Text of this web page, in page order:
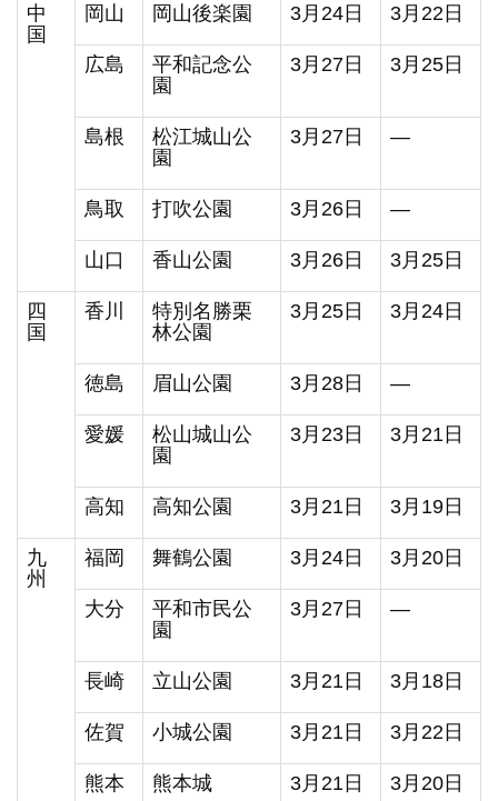
中
国
岡山 岡山後楽園 3月24日 3月22日
広島
平和記念公
園
3月27日 3月25日
島根
松江城山公
園
3月27日 ―
鳥取 打吹公園 3月26日 ―
山口 香山公園 3月26日 3月25日
四
国
香川
特別名勝栗
林公園
3月25日 3月24日
徳島 眉山公園 3月28日 ―
愛媛
松山城山公
園
3月23日 3月21日
高知 高知公園 3月21日 3月19日
九
州
福岡 舞鶴公園 3月24日 3月20日
大分
平和市民公
園
3月27日 ―
長崎 立山公園 3月21日 3月18日
佐賀 小城公園 3月21日 3月22日
熊本 熊本城 3月21日 3月20日